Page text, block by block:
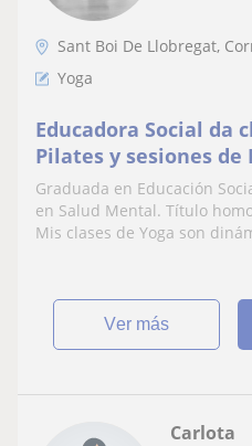
Sant Boi De Llobregat,
Yoga
Educadora Social da
Pilates y sesiones de
holística
Graduada en Educación
en Salud Mental. Título
Mis clases de Yoga son
ver más
Carlota